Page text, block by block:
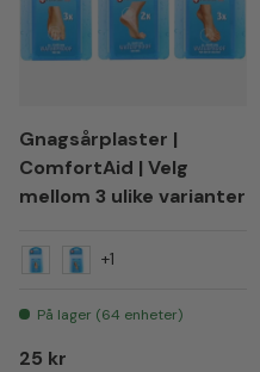
Gnagsårplaster |
ComfortAid | Velg
mellom 3 ulike varianter
+1
På lager (64 enheter)
Vanlig pris
25 kr